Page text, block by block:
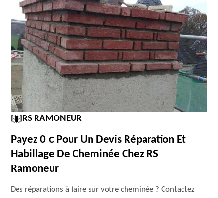
RS RAMONEUR
Payez 0 € Pour Un Devis Réparation Et
Habillage De Cheminée Chez RS
Ramoneur
Des réparations à faire sur votre cheminée ? Contactez